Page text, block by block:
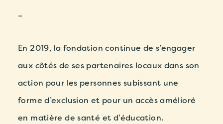
–
En 2019, la fondation continue de s’engager
aux côtés de ses partenaires locaux dans son
action pour les personnes subissant une
forme d’exclusion et pour un accès amélioré
en matière de santé et d’éducation.